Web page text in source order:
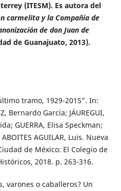
(ITESM). Es autora del
carmelita y la Compañía de
de don Juan de
de Guanajuato, 2013).
tramo, 1929-2015”. In:
Bernardo García; JÁUREGUI,
GUERRA, Elisa Speckman;
AGUILAR, Luis. Nueva
de México: El Colegio de
2018. p. 263-316.
varones o caballeros? Un